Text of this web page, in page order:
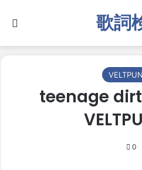
歌詞
teenage
0